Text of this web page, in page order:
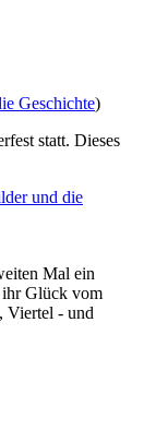
Geschichte)
statt. Dieses
und die
Mal ein
ihr Glück vom
Viertel - und